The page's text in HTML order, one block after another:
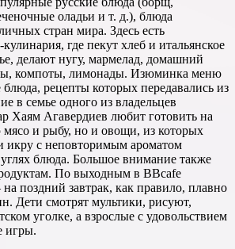
оладьи и т. д.), блюда
стран мира. Здесь есть
где пекут хлеб и итальянское
делают нугу, мармелад, домашний
компоты, лимонады. Изюминка меню
рецепты которых передавались из
в семье одного из владельцев
Хаям Агавердиев любит готовить на
и рыбу, но и овощи, из которых
икру с неповторимым ароматом
блюда. Большое внимание также
По выходным в BBcafe
поздний завтрак, как правило, плавно
Дети смотрят мультики, рисуют,
уголке, а взрослые с удовольствием
игры.